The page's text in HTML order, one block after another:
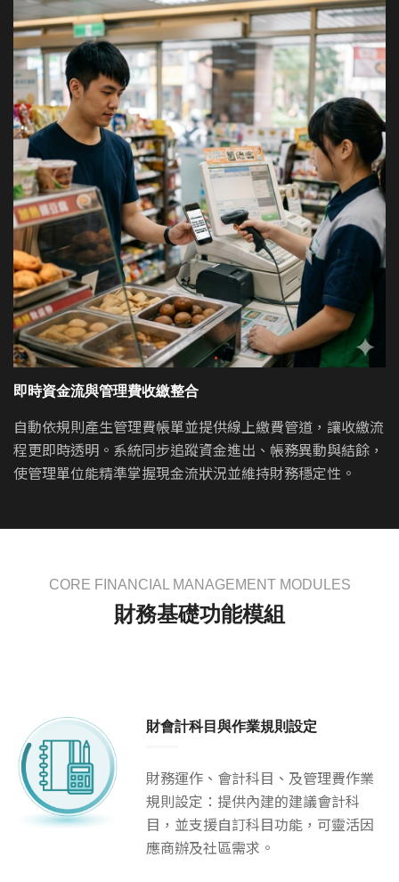
即時資金流與管理費收繳整合
自動依規則產生管理費帳單並提供線上繳費管道，讓收繳流
程更即時透明。系統同步追蹤資金進出、帳務異動與結餘，
使管理單位能精準掌握現金流狀況並維持財務穩定性。
CORE FINANCIAL MANAGEMENT MODULES
財務基礎功能模組
財會計科目與作業規則設定
財務運作、會計科目、及管理費作業
規則設定：提供內建的建議會計科
目，並支援自訂科目功能，可靈活因
應商辦及社區需求。